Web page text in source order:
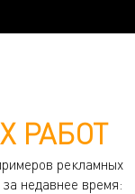
РАБОТ
рекламных
недавнее время: